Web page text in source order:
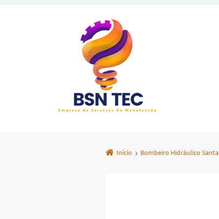
Início Bombeiro Hidráulico Santa